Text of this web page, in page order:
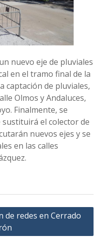
nuevo eje de pluviales
en el tramo final de la
captación de pluviales,
Olmos y Andaluces,
Finalmente, se
el colector de
nuevos ejes y se
en las calles
de redes en Cerrado